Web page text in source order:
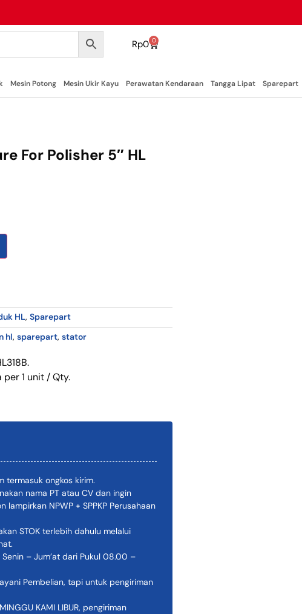
Rp0 0
Mesin Potong Mesin Ukir Kayu Perawatan Kendaraan Tangga Lipat Sparepart
For Polisher 5″ HL
HL, Sparepart
hl, sparepart, stator
1 unit / Qty.
termasuk ongkos kirim.
nama PT atau CV dan ingin
lampirkan NPWP + SPPKP Perusahaan
STOK terlebih dahulu melalui
– Jum’at dari Pukul 08.00 –
Pembelian, tapi untuk pengiriman
KAMI LIBUR, pengiriman